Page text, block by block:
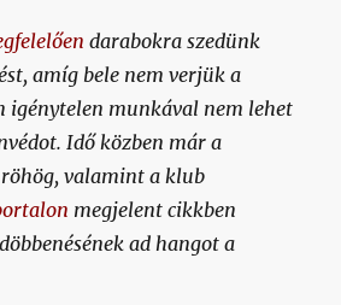
darabokra szedünk
amíg bele nem verjük a
igénytelen munkával nem lehet
Idő közben már a
valamint a klub
megjelent cikkben
ad hangot a